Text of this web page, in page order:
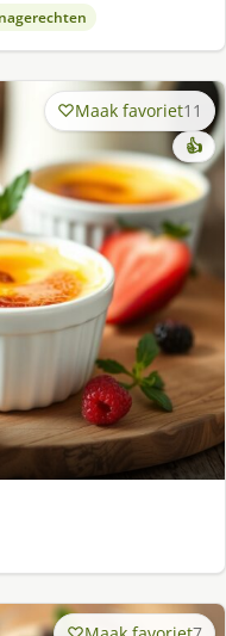
Maak favoriet11
👍